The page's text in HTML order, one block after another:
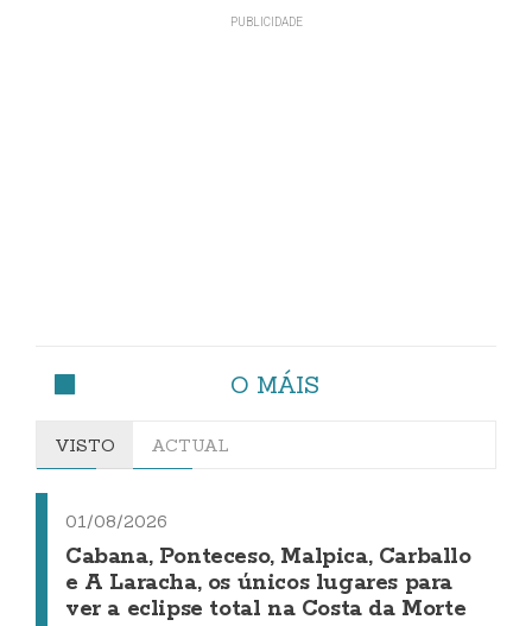
O MÁIS
VISTO ACTUAL
01/08/2026
Cabana, Ponteceso, Malpica, Carballo
e A Laracha, os únicos lugares para
ver a eclipse total na Costa da Morte